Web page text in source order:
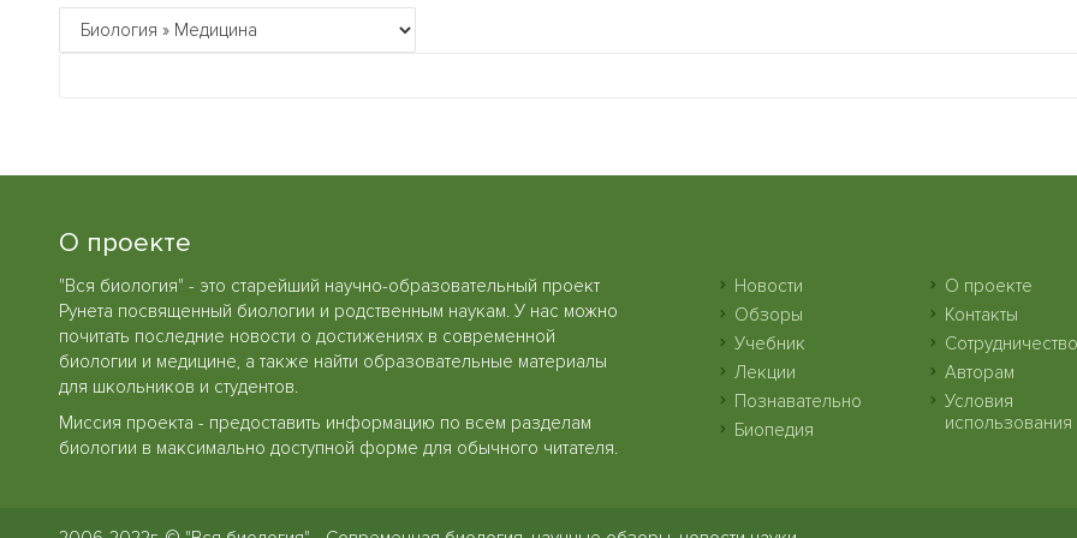
О проекте
"Вся биология" - это старейший научно-образовательный проект
Рунета посвященный биологии и родственным наукам. У нас можно
почитать последние новости о достижениях в современной
биологии и медицине, а также найти образовательные материалы
для школьников и студентов.
Миссия проекта - предоставить информацию по всем разделам
биологии в максимально доступной форме для обычного читателя.
Новости
Обзоры
Учебник
Лекции
Познавательно
Биопедия
О проекте
Контакты
Сотрудничество
Авторам
Условия
использования